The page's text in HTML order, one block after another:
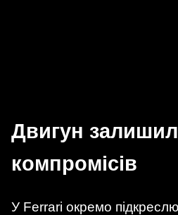
Двигун
компромісів
У Ferrari окремо